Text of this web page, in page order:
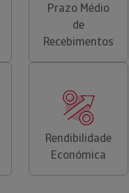
Prazo Médio
de
Recebimentos
Rendibilidade
Económica